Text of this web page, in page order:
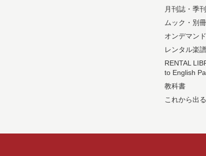
月刊誌・季
ムック・別冊
オンデマン
レンタル楽譜
RENTAL
to English
教科書
これから出